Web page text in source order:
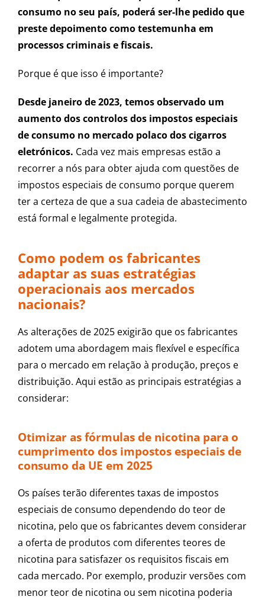
consumo no seu país, poderá ser-lhe pedido que
preste depoimento como testemunha em
processos criminais e fiscais.
Porque é que isso é importante?
Desde janeiro de 2023, temos observado um
aumento dos controlos dos impostos especiais
de consumo no mercado polaco dos cigarros
eletrónicos. Cada vez mais empresas estão a
recorrer a nós para obter ajuda com questões de
impostos especiais de consumo porque querem
ter a certeza de que a sua cadeia de abastecimento
está formal e legalmente protegida.
Como podem os fabricantes
adaptar as suas estratégias
operacionais aos mercados
nacionais?
As alterações de 2025 exigirão que os fabricantes
adotem uma abordagem mais flexível e específica
para o mercado em relação à produção, preços e
distribuição. Aqui estão as principais estratégias a
considerar:
Otimizar as fórmulas de nicotina para o
cumprimento dos impostos especiais de
consumo da UE em 2025
Os países terão diferentes taxas de impostos
especiais de consumo dependendo do teor de
nicotina, pelo que os fabricantes devem considerar
a oferta de produtos com diferentes teores de
nicotina para satisfazer os requisitos fiscais em
cada mercado. Por exemplo, produzir versões com
menor teor de nicotina ou sem nicotina poderia